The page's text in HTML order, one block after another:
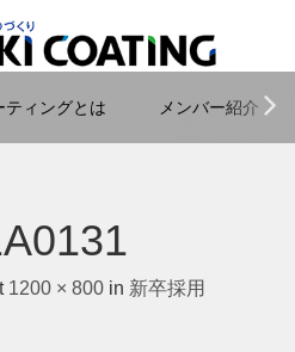
ティングとは メンバー紹介
1200 × 800 in 新卒採用